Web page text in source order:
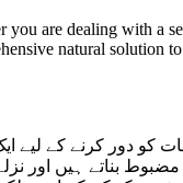
are dealing with a
natural solution
بناتے ہیں اور